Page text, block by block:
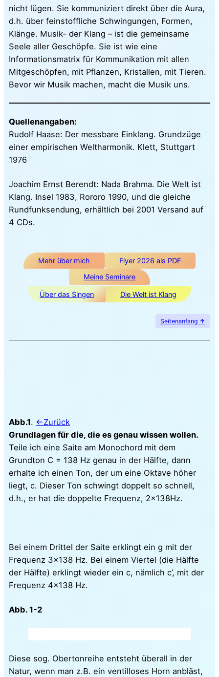
nicht lügen. Sie kommuniziert direkt über die Aura,
d.h. über feinstoffliche Schwingungen, Formen,
Klänge. Musik- der Klang – ist die gemeinsame
Seele aller Geschöpfe. Sie ist wie eine
Informationsmatrix für Kommunikation mit allen
Mitgeschöpfen, mit Pflanzen, Kristallen, mit Tieren.
Bevor wir Musik machen, macht die Musik uns.
Quellenangaben:
Rudolf Haase: Der messbare Einklang. Grundzüge
einer empirischen Weltharmonik. Klett, Stuttgart
1976
Joachim Ernst Berendt: Nada Brahma. Die Welt ist
Klang. Insel 1983, Rororo 1990, und die gleiche
Rundfunksendung, erhältlich bei 2001 Versand auf
4 CDs.
Mehr über mich
Flyer 2026 als PDF
Meine Seminare
Über das Singen Die Welt ist Klang
Seitenanfang ↑
Abb.1. ←Zurück
Grundlagen für die, die es genau wissen wollen.
Teile ich eine Saite am Monochord mit dem
Grundton C = 138 Hz genau in der Hälfte, dann
erhalte ich einen Ton, der um eine Oktave höher
liegt, c. Dieser Ton schwingt doppelt so schnell,
d.h., er hat die doppelte Frequenz, 2x138Hz.
Bei einem Drittel der Saite erklingt ein g mit der
Frequenz 3×138 Hz. Bei einem Viertel (die Hälfte
der Hälfte) erklingt wieder ein c, nämlich c’, mit der
Frequenz 4×138 Hz.
Abb. 1-2
Diese sog. Obertonreihe entsteht überall in der
Natur, wenn man z.B. ein ventilloses Horn anbläst,